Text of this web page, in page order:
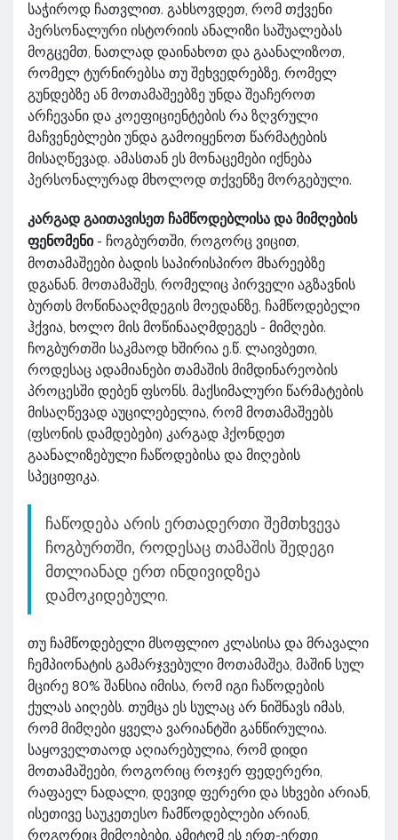
საჭიროდ ჩათვლით. გახსოვდეთ, რომ თქვენი
პერსონალური ისტორიის ანალიზი საშუალებას
მოგცემთ, ნათლად დაინახოთ და გაანალიზოთ,
რომელ ტურნირებსა თუ შეხვედრებზე, რომელ
გუნდებზე ან მოთამაშეებზე უნდა შეაჩეროთ
არჩევანი და კოეფიციენტების რა ზღვრული
მაჩვენებლები უნდა გამოიყენოთ წარმატების
მისაღწევად. ამასთან ეს მონაცემები იქნება
პერსონალურად მხოლოდ თქვენზე მორგებული.
კარგად გაითავისეთ ჩამწოდებლისა და მიმღების
ფენომენი- ჩოგბურთში, როგორც ვიცით,
მოთამაშეები ბადის საპირისპირო მხარეებზე
დგანან. მოთამაშეს, რომელიც პირველი აგზავნის
ბურთს მოწინააღმდეგის მოედანზე, ჩამწოდებელი
ჰქვია, ხოლო მის მოწინააღმდეგეს - მიმღები.
ჩოგბურთში საკმაოდ ხშირია ე.წ. ლაივბეთი,
როდესაც ადამიანები თამაშის მიმდინარეობის
პროცესში დებენ ფსონს. მაქსიმალური წარმატების
მისაღწევად აუცილებელია, რომ მოთამაშეებს
(ფსონის დამდებები) კარგად ჰქონდეთ
გაანალიზებული ჩაწოდებისა და მიღების
სპეციფიკა.
ჩაწოდება არის ერთადერთი შემთხვევა
ჩოგბურთში, როდესაც თამაშის შედეგი
მთლიანად ერთ ინდივიდზეა
დამოკიდებული.
თუ ჩამწოდებელი მსოფლიო კლასისა და მრავალი
ჩემპიონატის გამარჯვებული მოთამაშეა, მაშინ სულ
მცირე 80% შანსია იმისა, რომ იგი ჩაწოდების
ქულას აიღებს. თუმცა ეს სულაც არ ნიშნავს იმას,
რომ მიმღები ყველა ვარიანტში განწირულია.
საყოველთაოდ აღიარებულია, რომ დიდი
მოთამაშეები, როგორიც როჯერ ფედერერი,
რაფაელ ნადალი, დევიდ ფერერი და სხვები არიან,
ისეთივე საუკეთესო ჩამწოდებლები არიან,
როგორიც მიმღებები. ამიტომ ეს ერთ-ერთი